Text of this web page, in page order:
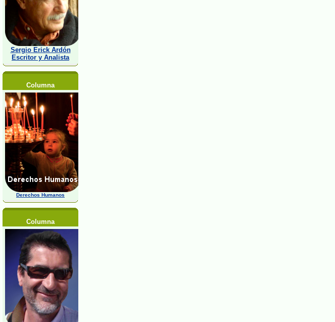
Sergio Erick Ardón
Escritor y Analista
Columna
Derechos Humanos
Columna